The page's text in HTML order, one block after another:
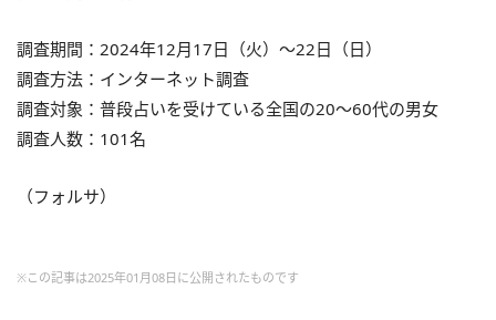
調査期間：2024年12月17日（火）～22日（日）
調査方法：インターネット調査
調査対象：普段占いを受けている全国の20～60代の男女
調査人数：101名
（フォルサ）
※この記事は2025年01月08日に公開されたものです